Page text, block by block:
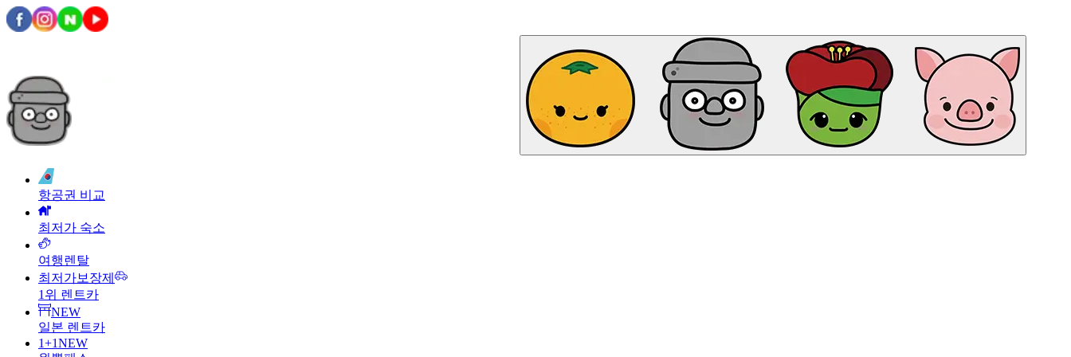
항공권 비교
최저가 숙소
여행렌탈
최저가보장제
1위 렌트카
NEW
일본 렌트카
1+1NEW